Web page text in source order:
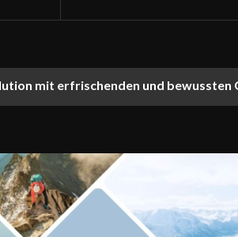
mit erfrischenden und bewussten